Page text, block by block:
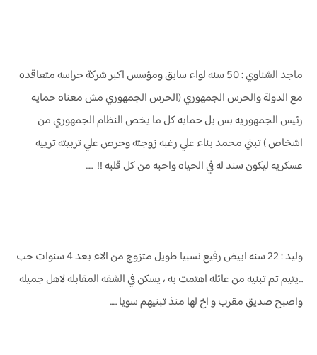
ماجد الشناوي : 50 سنه لواء سابق ومؤسس اكبر شركة حراسه متعاقده
مع الدولة والحرس الجمهوري (الحرس الجمهوري مش معناه حمايه
رئيس الجمهوريه بس بل حمايه كل ما يخص النظام الجمهوري من
اشخاص ) تبني محمد بناء علي رغبه زوجته وحرص علي تربيته ترييه
عسكريه ليكون سند له في الحياه واحبه من كل قلبه !! .....
وليد : 22 سنه ابيض رفيع نسبيا طويل متزوج من الاء بعد 4 سنوات حب
...يتيم تم تبنيه من عائله اهتمت به ، يسكن في الشقه المقابله لاهل جميله
واصبح صديق مقرب و اخ لها منذ تبنيهم سويا .....